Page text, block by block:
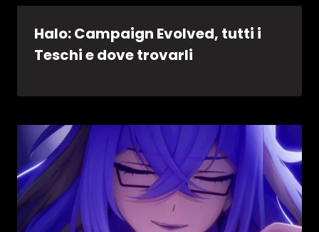
Halo: Campaign Evolved, tutti i
Teschi e dove trovarli